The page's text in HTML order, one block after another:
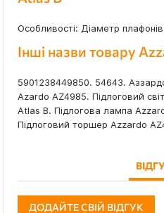
Особливості: Діаметр
Інші назви товару
5901238449850. 54643.
Azardo AZ4985. Підлоговий
Atlas B. Підлогова лампа
Підлоговий торшер Azzardo
ДОДАЙТЕ СВІЙ ВІДГУК